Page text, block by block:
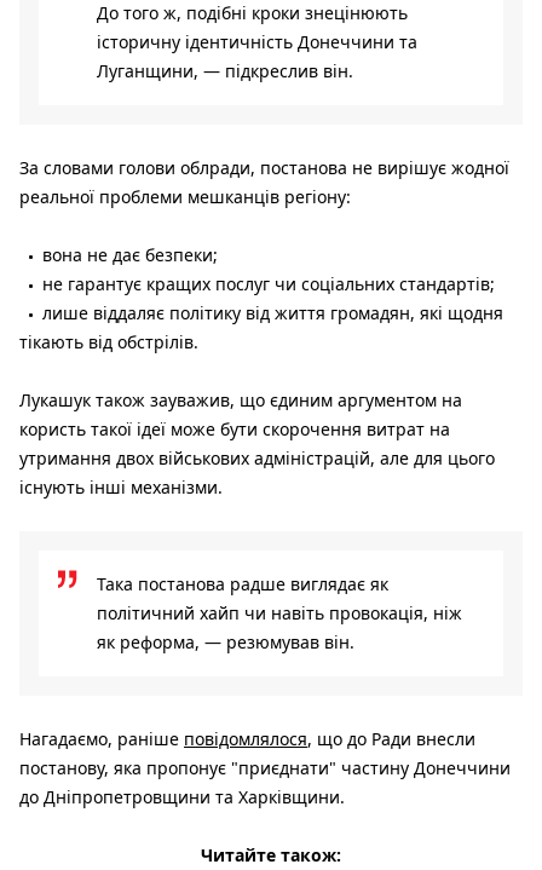
До того ж, подібні кроки знецінюють
історичну ідентичність Донеччини та
Луганщини, — підкреслив він.
За словами голови облради, постанова не вирішує жодної
реальної проблеми мешканців регіону:
вона не дає безпеки;
не гарантує кращих послуг чи соціальних стандартів;
лише віддаляє політику від життя громадян, які щодня
тікають від обстрілів.
Лукашук також зауважив, що єдиним аргументом на
користь такої ідеї може бути скорочення витрат на
утримання двох військових адміністрацій, але для цього
існують інші механізми.
Така постанова радше виглядає як
політичний хайп чи навіть провокація, ніж
як реформа, — резюмував він.
Нагадаємо, раніше повідомлялося, що до Ради внесли
постанову, яка пропонує "приєднати" частину Донеччини
до Дніпропетровщини та Харківщини.
Читайте також: